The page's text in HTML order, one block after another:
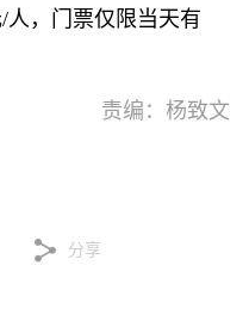
，门票仅限当天有
责编：杨致文
分享